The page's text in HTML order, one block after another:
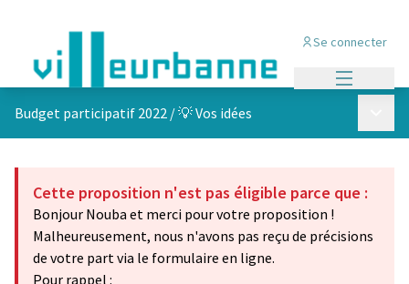
Se connecter
Budget participatif 2022 /💡 Vos idées
Cette proposition n'est pas éligible parce que :
Bonjour Nouba et merci pour votre proposition !
Malheureusement, nous n'avons pas reçu de précisions
de votre part via le formulaire en ligne.
Pour rappel :